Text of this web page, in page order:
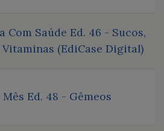
Com Saúde Ed. 46 - Sucos,
Vitaminas (EdiCase Digital)
Ed. 48 - Gêmeos